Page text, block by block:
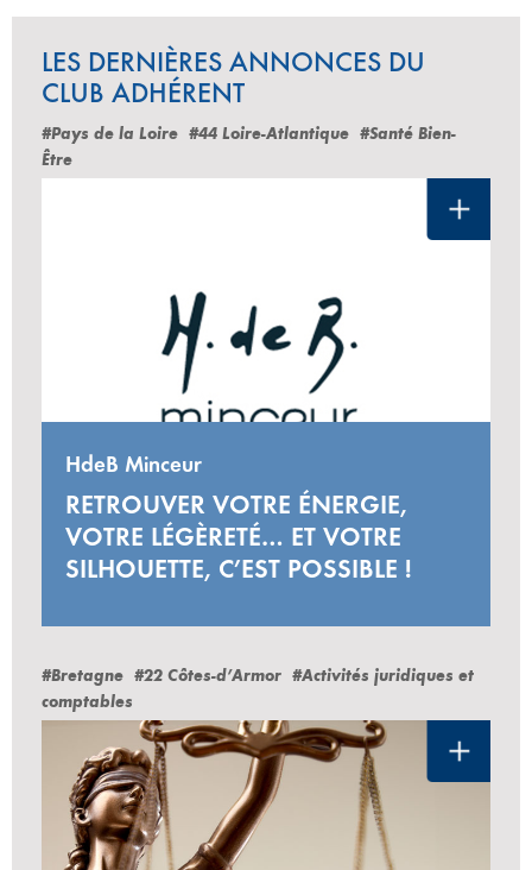
LES DERNIÈRES ANNONCES DU
CLUB ADHÉRENT
#Pays de la Loire #44 Loire-Atlantique #Santé Bien-
Être
HdeB Minceur
RETROUVER VOTRE ÉNERGIE,
VOTRE LÉGÈRETÉ… ET VOTRE
SILHOUETTE, C’EST POSSIBLE !
#Bretagne #22 Côtes-d’Armor #Activités juridiques et
comptables